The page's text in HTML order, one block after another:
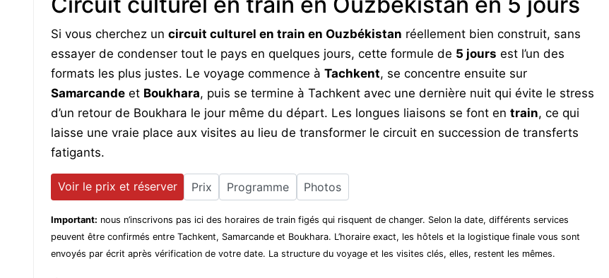
Si vous cherchez un circuit culturel en train en Ouzbékistan réellement bien construit, sans
essayer de condenser tout le pays en quelques jours, cette formule de 5 jours est l’un des
formats les plus justes. Le voyage commence à Tachkent, se concentre ensuite sur
Samarcande et Boukhara, puis se termine à Tachkent avec une dernière nuit qui évite le stress
d’un retour de Boukhara le jour même du départ. Les longues liaisons se font en train, ce qui
laisse une vraie place aux visites au lieu de transformer le circuit en succession de transferts
fatigants.
Voir le prix et réserver Prix Programme Photos
Important: nous n’inscrivons pas ici des horaires de train figés qui risquent de changer. Selon la date, différents services
peuvent être confirmés entre Tachkent, Samarcande et Boukhara. L’horaire exact, les hôtels et la logistique finale vous sont
envoyés par écrit après vérification de votre date. La structure du voyage et les visites clés, elles, restent les mêmes.